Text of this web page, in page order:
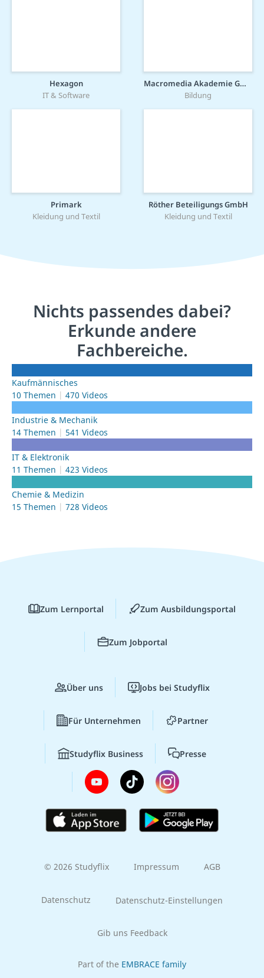
Hexagon
IT & Software
Macromedia Akademie GmbH
Bildung
Primark
Kleidung und Textil
Röther Beteiligungs GmbH
Kleidung und Textil
Nichts passendes dabei?
Erkunde andere
Fachbereiche.
Kaufmännisches
10 Themen
470 Videos
Industrie & Mechanik
14 Themen
541 Videos
IT & Elektronik
11 Themen
423 Videos
Chemie & Medizin
15 Themen
728 Videos
Zum Lernportal Zum Ausbildungsportal
Zum Jobportal
Über uns Jobs bei Studyflix
Für Unternehmen Partner
Studyflix Business Presse
© 2026 Studyflix Impressum AGB
Datenschutz Datenschutz-Einstellungen
Gib uns Feedback
Part of the EMBRACE family